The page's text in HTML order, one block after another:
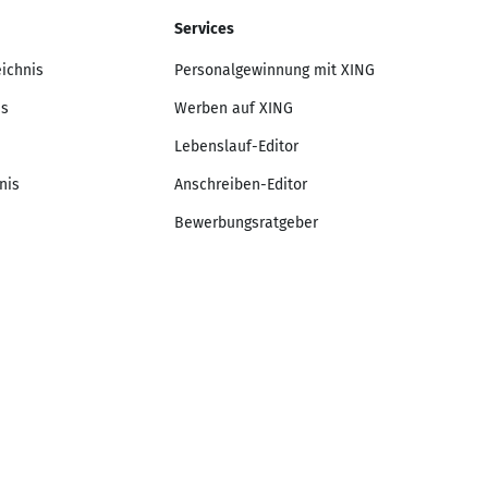
Services
Personalgewinnung mit XING
Werben auf XING
Lebenslauf-Editor
Anschreiben-Editor
Bewerbungsratgeber